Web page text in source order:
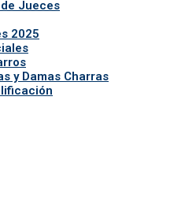
Jueces
2025
y Damas Charras